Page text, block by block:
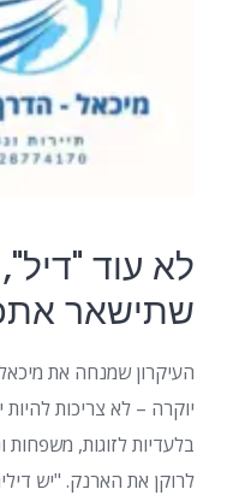
לא עוד
שתישאר
העיקרון שמנחה את
יוקרה – לא צריכות
בלעדיות לזוגות,
לרוקן את הארנק. "יש